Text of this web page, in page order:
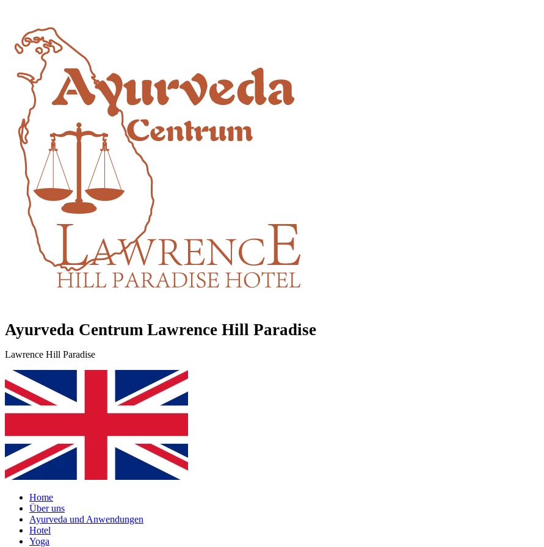
Ayurveda Centrum Lawrence Hill Paradise
Lawrence Hill Paradise
Home
Über uns
Ayurveda und Anwendungen
Hotel
Yoga